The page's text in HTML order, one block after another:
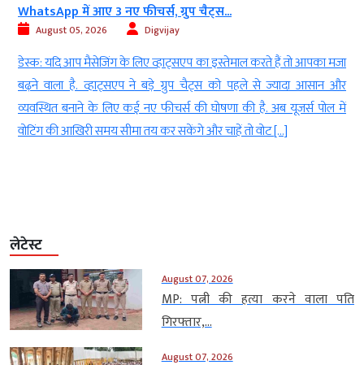
WhatsApp में आए 3 नए फीचर्स, ग्रुप चैट्स...
August 05, 2026 Digvijay
डेस्क: यदि आप मैसेजिंग के लिए व्हाट्सएप का इस्तेमाल करते हैं तो आपका मजा
बढ़ने वाला है. व्हाट्सएप ने बड़े ग्रुप चैट्स को पहले से ज्यादा आसान और
व्यवस्थित बनाने के लिए कई नए फीचर्स की घोषणा की है. अब यूजर्स पोल में
वोटिंग की आखिरी समय सीमा तय कर सकेंगे और चाहें तो वोट […]
लेटेस्ट
August 07, 2026
MP: पत्नी की हत्या करने वाला पति
गिरफ्तार,...
August 07, 2026